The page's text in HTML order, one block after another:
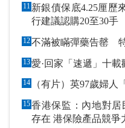
11 新銀債保底4.25厘歷來第二高 本月21
行建議認購20至30手
12不滿被瞞彈藥告罄
13
14 （有片）英97歲婦
15香港保監：內地對